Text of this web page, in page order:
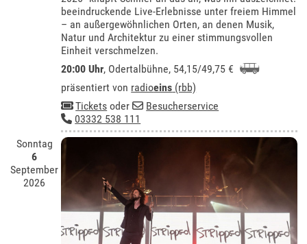
beeindruckende Live-Erlebnisse unter freiem Himmel
– an außergewöhnlichen Orten, an denen Musik,
Natur und Architektur zu einer stimmungsvollen
Einheit verschmelzen.
20:00 Uhr, Odertalbühne, 54,15/49,75 €
präsentiert von radioeins (rbb)
Tickets oder
Besucherservice
03332 538 111
Sonntag
6
September
2026